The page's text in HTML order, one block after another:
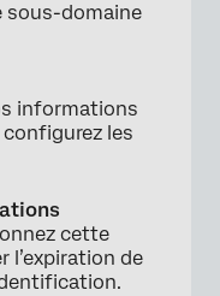
sous-domaine
informations
les
cette
l’expiration de